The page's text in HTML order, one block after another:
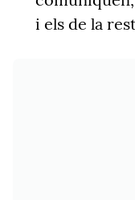
i els de la